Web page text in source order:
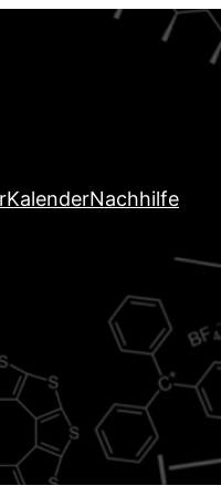
KalenderNachhilfe